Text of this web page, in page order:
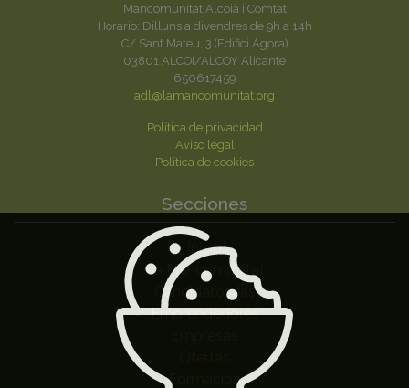
Mancomunitat Alcoià i Comtat
Horario: Dilluns a divendres de 9h a 14h
C/ Sant Mateu, 3 (Edifici Àgora)
03801 ALCOI/ALCOY Alicante
650617459
adl@lamancomunitat.org
Política de privacidad
Aviso legal
Política de cookies
Secciones
Inicio
La Mancomunitat
Candidatos/as
Emprendedores
Formación